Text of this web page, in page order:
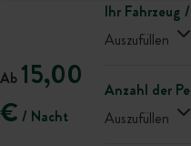
Ab 15,00
€ / Nacht
Ihr Fahrzeug
Auszufüllen
Anzahl der
Auszufüllen